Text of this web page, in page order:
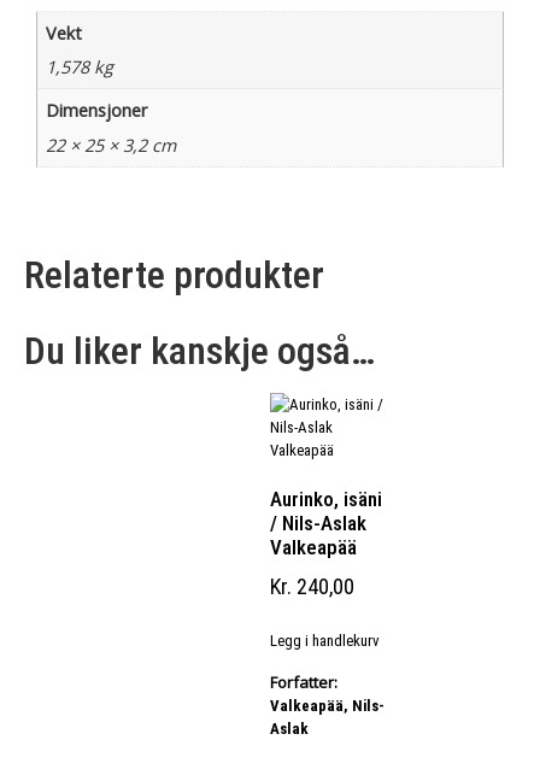
Vekt
1,578 kg
Dimensjoner
22 × 25 × 3,2 cm
Relaterte produkter
Du liker kanskje også…
Aurinko, isäni
/ Nils-Aslak
Valkeapää
Kr 240,00
Legg i handlekurv
Forfatter:
Valkeapää, Nils-
Aslak